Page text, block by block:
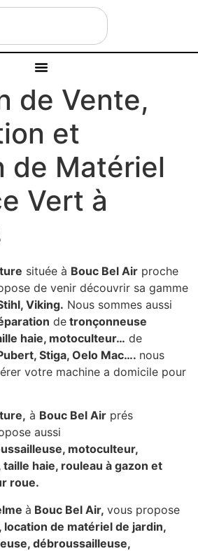
de Vente,
et
de Matériel
Vert à
située à Bouc Bel Air proche
de venir découvrir sa gamme
Viking. Nous sommes aussi
de tronçonneuse
haie, motoculteur… de
Stiga, Oelo Mac…. nous
votre machine a domicile pour
à Bouc Bel Air prés
aussi
motoculteur,
haie, rouleau à gazon et
roue.
à Bouc Bel Air, vous propose
de matériel de jardin,
débroussailleuse,